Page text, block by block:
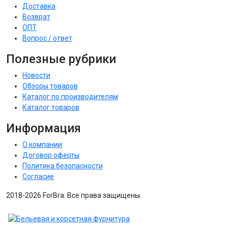
Доставка
Возврат
ОПТ
Вопрос / ответ
Полезные рубрики
Новости
Обзоры товаров
Каталог по производителям
Каталог товаров
Информация
О компании
Договор оферты
Политика безопасности
Согласие
2018-2026 ForBra. Все права защищены.